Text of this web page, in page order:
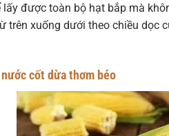
lấy được toàn bộ hạt bắp mà
trên xuống dưới theo chiều dọc
cốt dừa thơm béo